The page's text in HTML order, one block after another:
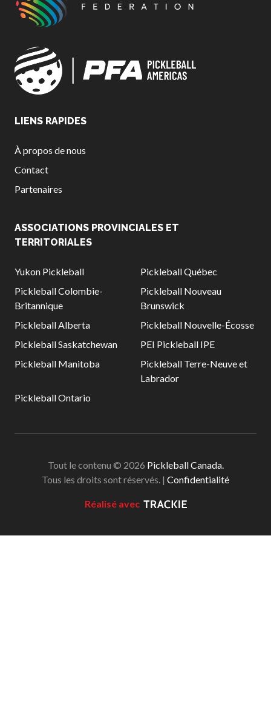
Compléments
d’assurance
Solutions
LIENS RAPIDES
À propos de nous
Contact
Partenaires
ASSOCIATIONS PROVINCIALES ET
TERRITORIALES
Yukon Pickleball
Pickleball Québec
Pickleball Colombie-
Britannique
Pickleball Nouveau
Brunswick
Pickleball Alberta
Pickleball Nouvelle-Écosse
Pickleball Saskatchewan
PEI Pickleball IPE
Pickleball Manitoba
Pickleball Terre-Neuve et
Labrador
Pickleball Ontario
Tout le contenu © 2026 Pickleball Canada.
Tous les droits sont réservés. | Confidentialité
Réalisé avec